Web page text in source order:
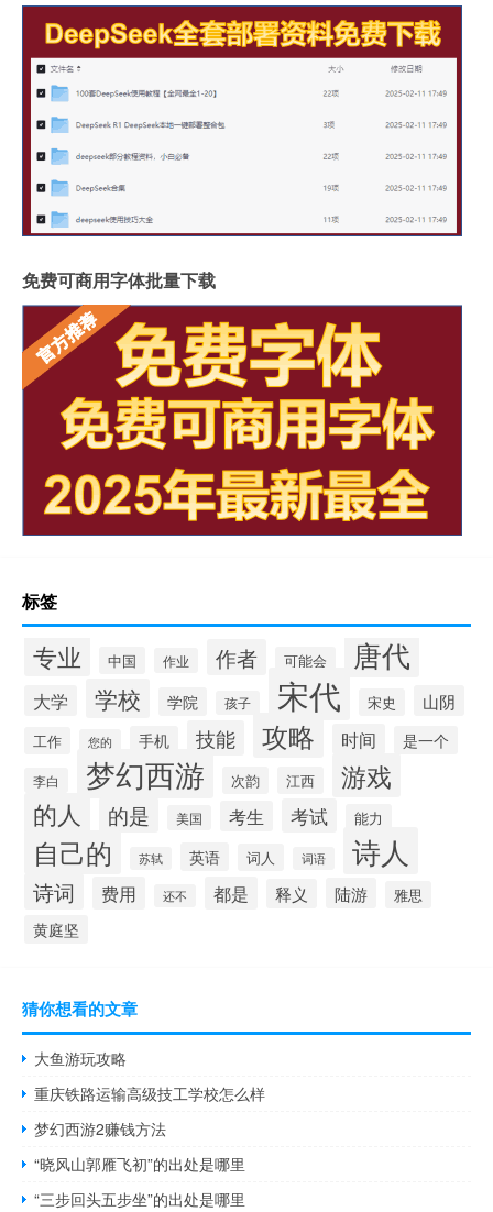
免费可商用字体批量下载
标签
专业 中国 作业 作者 可能会 唐代
大学 学校 学院 孩子 宋代 宋史 山阴
工作 您的 手机 技能 攻略 时间 是一个
李白 梦幻西游 次韵 江西 游戏
的人 的是 美国 考生 考试 能力
自己的 苏轼 英语 词人 词语 诗人
诗词 费用 还不 都是 释义 陆游 雅思
黄庭坚
猜你想看的文章
大鱼游玩攻略
重庆铁路运输高级技工学校怎么样
梦幻西游2赚钱方法
“晓风山郭雁飞初”的出处是哪里
“三步回头五步坐”的出处是哪里